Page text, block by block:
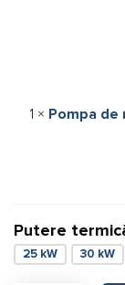
1 × Pompa
Putere
25 kW 30 kW